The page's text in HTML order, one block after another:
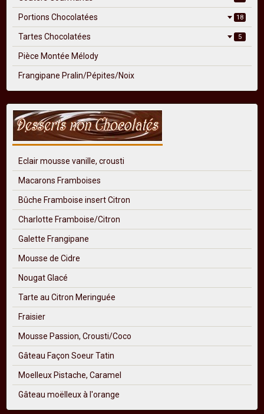
Portions Chocolatées 18
Tartes Chocolatées 5
Pièce Montée Mélody
Frangipane Pralin/Pépites/Noix
Eclair mousse vanille, crousti
Macarons Framboises
Bûche Framboise insert Citron
Charlotte Framboise/Citron
Galette Frangipane
Mousse de Cidre
Nougat Glacé
Tarte au Citron Meringuée
Fraisier
Mousse Passion, Crousti/Coco
Gâteau Façon Soeur Tatin
Moelleux Pistache, Caramel
Gâteau moëlleux à l'orange